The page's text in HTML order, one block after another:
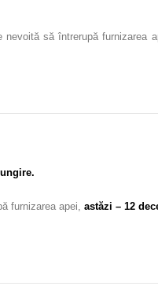
nevoită să întrerupă furnizarea
furnizarea apei, astăzi – 12